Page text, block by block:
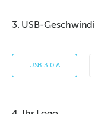
3. USB-
USB 3.0 A